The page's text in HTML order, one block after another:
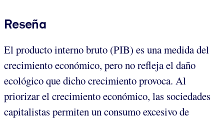
Reseña
El producto interno bruto (PIB) es una medida del
crecimiento económico, pero no refleja el daño
ecológico que dicho crecimiento provoca. Al
priorizar el crecimiento económico, las sociedades
capitalistas permiten un consumo excesivo de